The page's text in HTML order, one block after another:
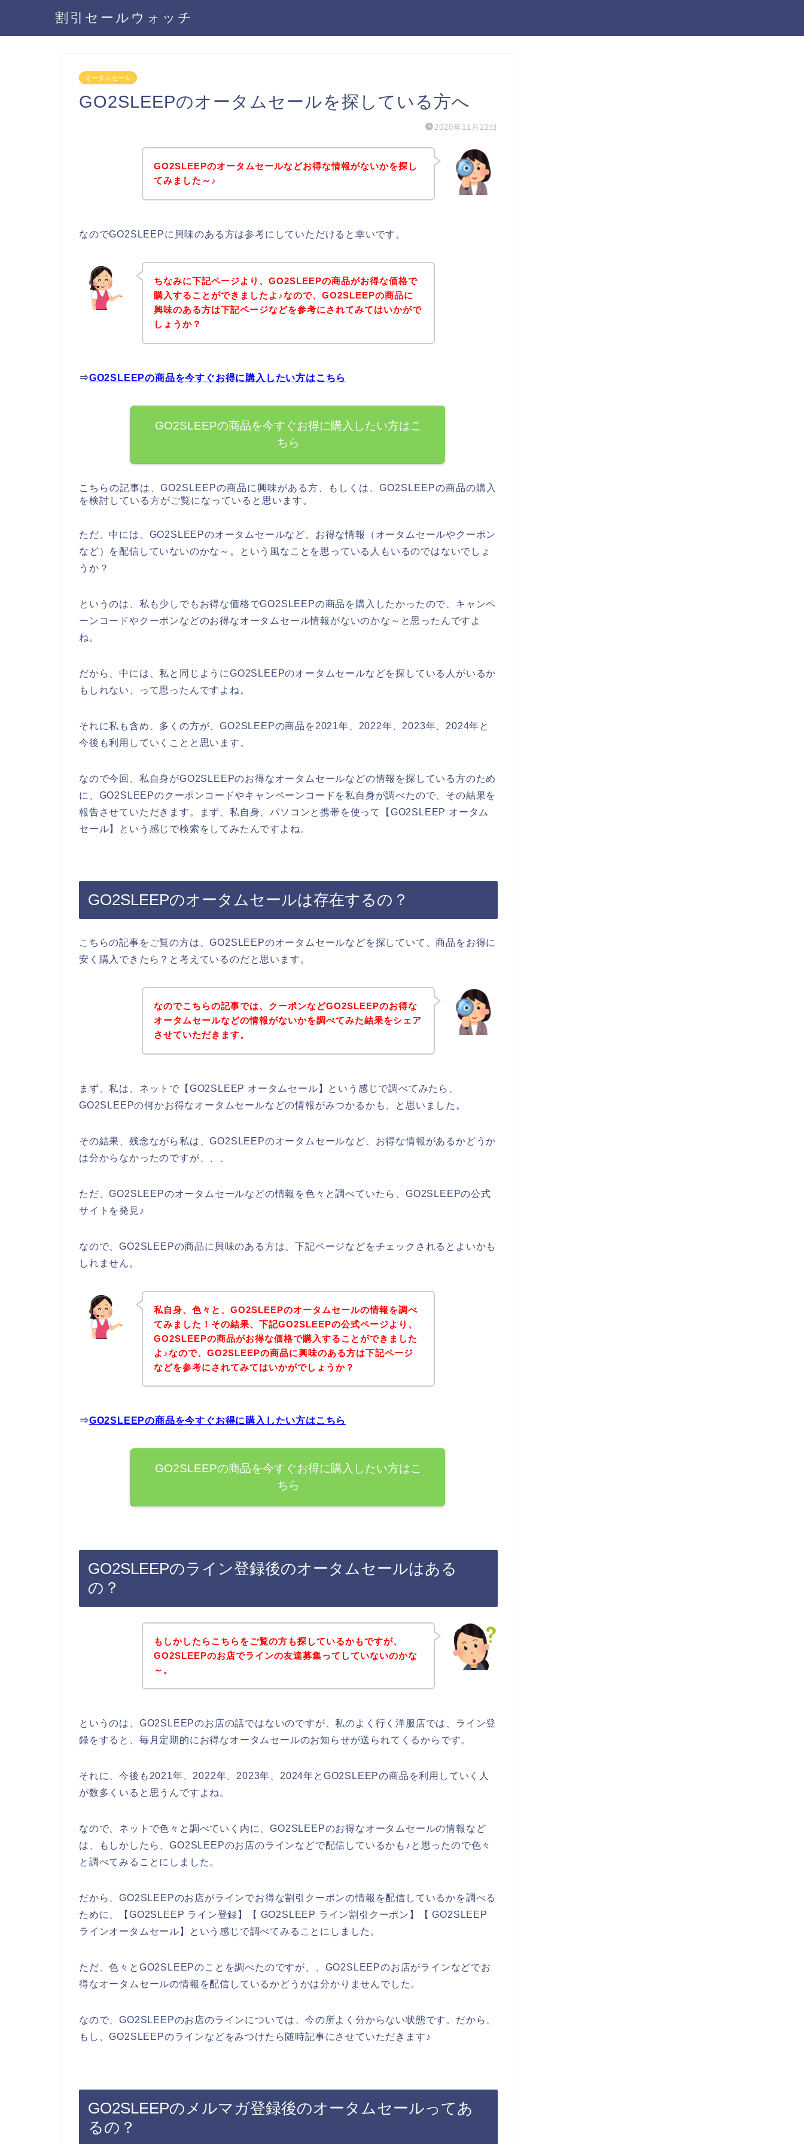
割引セールウォッチ
オータムセール
GO2SLEEPのオータムセールを探している方へ
2020年11月22日
GO2SLEEPのオータムセールなどお得な情報がないかを探し
てみました～♪
なのでGO2SLEEPに興味のある方は参考にしていただけると幸いです。
ちなみに下記ページより、GO2SLEEPの商品がお得な価格で
購入することができましたよ♪なので、GO2SLEEPの商品に
興味のある方は下記ページなどを参考にされてみてはいかがで
しょうか？
⇒GO2SLEEPの商品を今すぐお得に購入したい方はこちら
GO2SLEEPの商品を今すぐお得に購入したい方はこ
ちら
こちらの記事は、GO2SLEEPの商品に興味がある方、もしくは、GO2SLEEPの商品の購入
を検討している方がご覧になっていると思います。
ただ、中には、GO2SLEEPのオータムセールなど、お得な情報（オータムセールやクーポン
など）を配信していないのかな～。という風なことを思っている人もいるのではないでしょ
うか？
というのは、私も少しでもお得な価格でGO2SLEEPの商品を購入したかったので、キャンペ
ーンコードやクーポンなどのお得なオータムセール情報がないのかな～と思ったんですよ
ね。
だから、中には、私と同じようにGO2SLEEPのオータムセールなどを探している人がいるか
もしれない、って思ったんですよね。
それに私も含め、多くの方が、GO2SLEEPの商品を2021年、2022年、2023年、2024年と
今後も利用していくことと思います。
なので今回、私自身がGO2SLEEPのお得なオータムセールなどの情報を探している方のため
に、GO2SLEEPのクーポンコードやキャンペーンコードを私自身が調べたので、その結果を
報告させていただきます。まず、私自身、パソコンと携帯を使って【GO2SLEEP オータム
セール】という感じで検索をしてみたんですよね。
GO2SLEEPのオータムセールは存在するの？
こちらの記事をご覧の方は、GO2SLEEPのオータムセールなどを探していて、商品をお得に
安く購入できたら？と考えているのだと思います。
なのでこちらの記事では、クーポンなどGO2SLEEPのお得な
オータムセールなどの情報がないかを調べてみた結果をシェア
させていただきます。
まず、私は、ネットで【GO2SLEEP オータムセール】という感じで調べてみたら、
GO2SLEEPの何かお得なオータムセールなどの情報がみつかるかも、と思いました。
その結果、残念ながら私は、GO2SLEEPのオータムセールなど、お得な情報があるかどうか
は分からなかったのですが、、、
ただ、GO2SLEEPのオータムセールなどの情報を色々と調べていたら、GO2SLEEPの公式
サイトを発見♪
なので、GO2SLEEPの商品に興味のある方は、下記ページなどをチェックされるとよいかも
しれません。
私自身、色々と、GO2SLEEPのオータムセールの情報を調べ
てみました！その結果、下記GO2SLEEPの公式ページより、
GO2SLEEPの商品がお得な価格で購入することができました
よ♪なので、GO2SLEEPの商品に興味のある方は下記ページ
などを参考にされてみてはいかがでしょうか？
⇒GO2SLEEPの商品を今すぐお得に購入したい方はこちら
GO2SLEEPの商品を今すぐお得に購入したい方はこ
ちら
GO2SLEEPのライン登録後のオータムセールはある
の？
もしかしたらこちらをご覧の方も探しているかもですが、
GO2SLEEPのお店でラインの友達募集ってしていないのかな
～。
というのは、GO2SLEEPのお店の話ではないのですが、私のよく行く洋服店では、ライン登
録をすると、毎月定期的にお得なオータムセールのお知らせが送られてくるからです。
それに、今後も2021年、2022年、2023年、2024年とGO2SLEEPの商品を利用していく人
が数多くいると思うんですよね。
なので、ネットで色々と調べていく内に、GO2SLEEPのお得なオータムセールの情報など
は、もしかしたら、GO2SLEEPのお店のラインなどで配信しているかも♪と思ったので色々
と調べてみることにしました。
だから、GO2SLEEPのお店がラインでお得な割引クーポンの情報を配信しているかを調べる
ために、【GO2SLEEP ライン登録】【 GO2SLEEP ライン割引クーポン】【 GO2SLEEP
ラインオータムセール】という感じで調べてみることにしました。
ただ、色々とGO2SLEEPのことを調べたのですが、、GO2SLEEPのお店がラインなどでお
得なオータムセールの情報を配信しているかどうかは分かりませんでした。
なので、GO2SLEEPのお店のラインについては、今の所よく分からない状態です。だから、
もし、GO2SLEEPのラインなどをみつけたら随時記事にさせていただきます♪
GO2SLEEPのメルマガ登録後のオータムセールってあ
るの？